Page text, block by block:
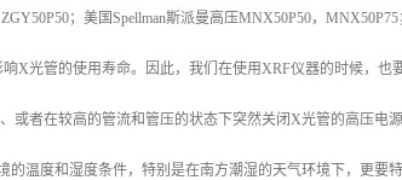
；美国Spellman斯派曼高压MNX50P50，
X光管的使用寿命。因此，我们在使用XRF仪器的时候，
或者在较高的管流和管压的状态下突然关闭X光管的高压电
的温度和湿度条件，特别是在南方潮湿的天气环境下，更